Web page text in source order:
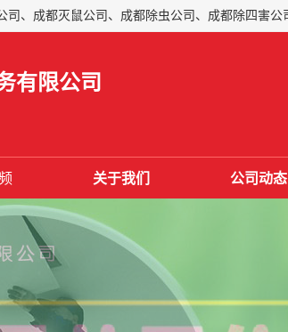
有限公司
关于我们 公司动态